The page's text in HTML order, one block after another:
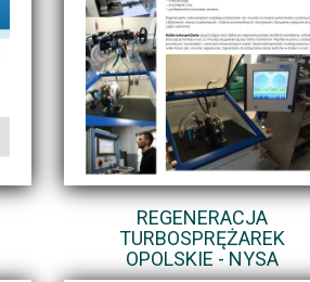
REGENERACJA
TURBOSPRĘŻAREK
OPOLSKIE - NYSA